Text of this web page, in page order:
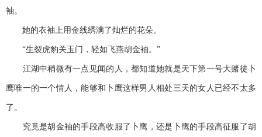
袖。
她的衣袖上用金线绣满了灿烂的花朵。
“生裂虎豹关玉门，轻如飞燕胡金袖。”
江湖中稍微有一点见闻的人，都知道她就是天下第一号大赌徒卜
鹰唯一的一个情人，能够和卜鹰这样男人相处三天的女人已经不太多
了。
究竟是胡金袖的手段高收服了卜鹰，还是卜鹰的手段高征服了胡